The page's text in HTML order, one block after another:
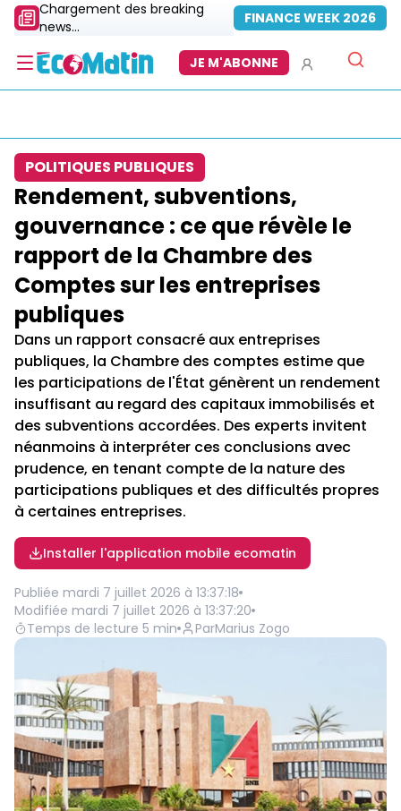
Chargement des breaking
news...
FINANCE WEEK 2026
JE M'ABONNE
POLITIQUES PUBLIQUES
Rendement, subventions,
gouvernance : ce que révèle le
rapport de la Chambre des
Comptes sur les entreprises
publiques
Dans un rapport consacré aux entreprises
publiques, la Chambre des comptes estime que
les participations de l'État génèrent un rendement
insuffisant au regard des capitaux immobilisés et
des subventions accordées. Des experts invitent
néanmoins à interpréter ces conclusions avec
prudence, en tenant compte de la nature des
participations publiques et des difficultés propres
à certaines entreprises.
Installer l'application mobile ecomatin
Publiée mardi 7 juillet 2026 à 13:37:18
Modifiée mardi 7 juillet 2026 à 13:37:20
Temps de lecture 5 min ParMarius Zogo